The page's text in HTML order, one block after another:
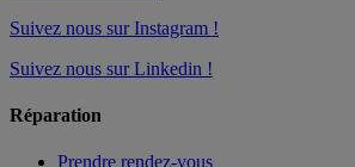
Suivez nous sur Instagram !
Suivez nous sur Linkedin !
Réparation
Prendre rendez-vous